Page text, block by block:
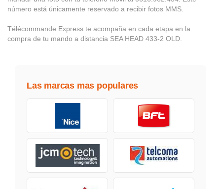
número está únicamente reservado a recibir fotos MMS.
Télécommande Express te acompaña en cada etapa en la
compra de tu mando a distancia SEA HEAD 433-2 OLD.
Las marcas mas populares